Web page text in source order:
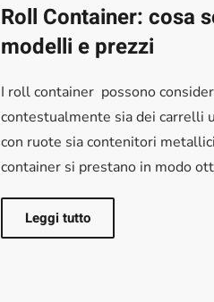
Roll Container: cosa
modelli e prezzi
I roll container possono
contestualmente sia dei carrelli
con ruote sia contenitori
container si prestano in modo
Leggi tutto